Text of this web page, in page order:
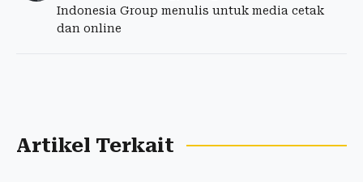
Indonesia Group menulis untuk media cetak
dan online
Artikel Terkait